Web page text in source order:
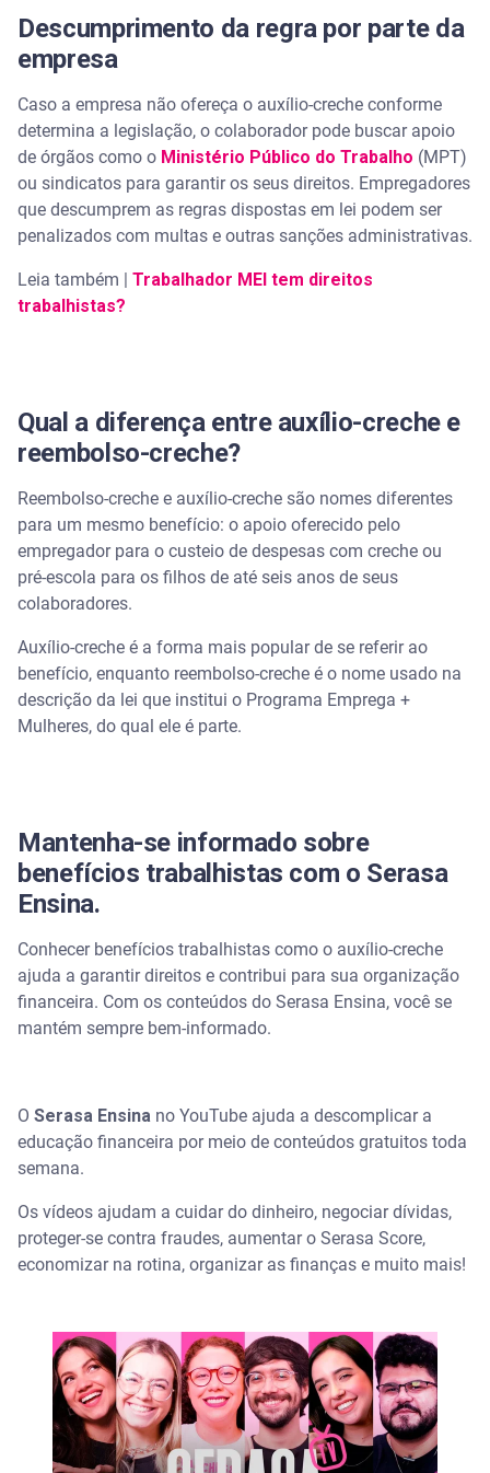
Descumprimento da regra por parte da
empresa
Caso a empresa não ofereça o auxílio-creche conforme
determina a legislação, o colaborador pode buscar apoio
de órgãos como o Ministério Público do Trabalho (MPT)
ou sindicatos para garantir os seus direitos. Empregadores
que descumprem as regras dispostas em lei podem ser
penalizados com multas e outras sanções administrativas.
Leia também | Trabalhador MEI tem direitos
trabalhistas?
Qual a diferença entre auxílio-creche e
reembolso-creche?
Reembolso-creche e auxílio-creche são nomes diferentes
para um mesmo benefício: o apoio oferecido pelo
empregador para o custeio de despesas com creche ou
pré-escola para os filhos de até seis anos de seus
colaboradores.
Auxílio-creche é a forma mais popular de se referir ao
benefício, enquanto reembolso-creche é o nome usado na
descrição da lei que institui o Programa Emprega +
Mulheres, do qual ele é parte.
Mantenha-se informado sobre
benefícios trabalhistas com o Serasa
Ensina.
Conhecer benefícios trabalhistas como o auxílio-creche
ajuda a garantir direitos e contribui para sua organização
financeira. Com os conteúdos do Serasa Ensina, você se
mantém sempre bem-informado.
O Serasa Ensina no YouTube ajuda a descomplicar a
educação financeira por meio de conteúdos gratuitos toda
semana.
Os vídeos ajudam a cuidar do dinheiro, negociar dívidas,
proteger-se contra fraudes, aumentar o Serasa Score,
economizar na rotina, organizar as finanças e muito mais!